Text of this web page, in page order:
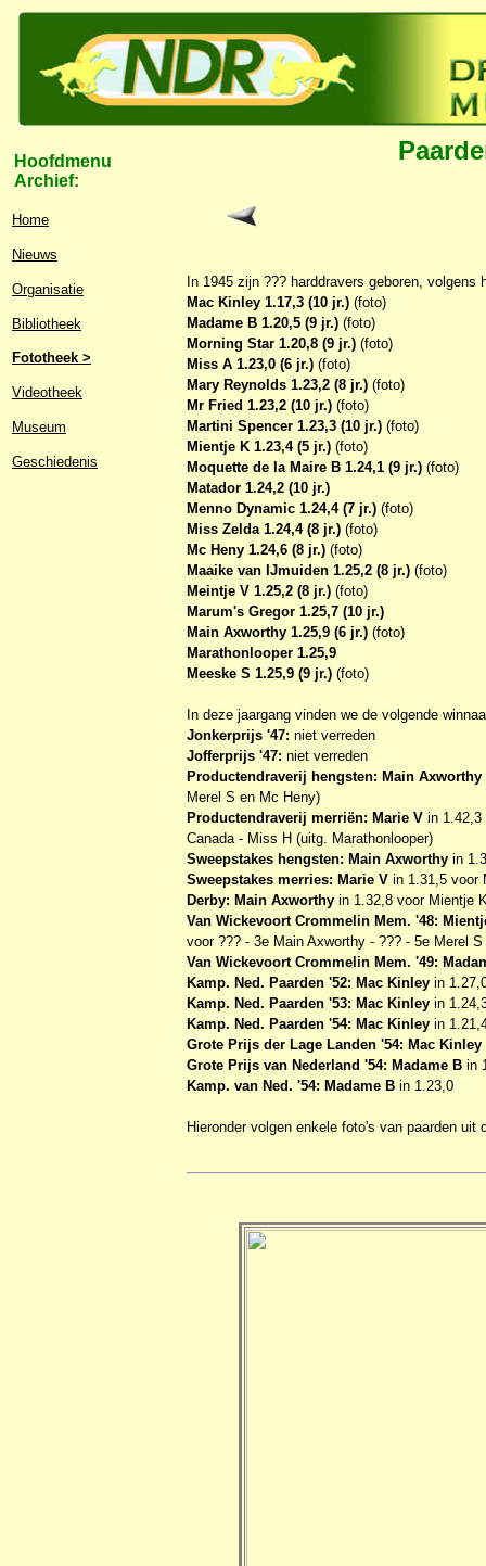
Hoofdmenu
Archief:
Home
Nieuws
Organisatie
Bibliotheek
Fototheek >
Videotheek
Museum
Geschiedenis
In 1945 zijn ??? harddravers geboren,
Mac Kinley 1.17,3 (10 jr.) (foto)
Madame B 1.20,5 (9 jr.) (foto)
Morning Star 1.20,8 (9 jr.) (foto)
Miss A 1.23,0 (6 jr.) (foto)
Mary Reynolds 1.23,2 (8 jr.) (foto)
Mr Fried 1.23,2 (10 jr.) (foto)
Martini Spencer 1.23,3 (10 jr.) (foto)
Mientje K 1.23,4 (5 jr.) (foto)
Moquette de la Maire B 1.24,1 (9 jr.) (foto)
Matador 1.24,2 (10 jr.)
Menno Dynamic 1.24,4 (7 jr.) (foto)
Miss Zelda 1.24,4 (8 jr.) (foto)
Mc Heny 1.24,6 (8 jr.) (foto)
Maaike van IJmuiden 1.25,2 (8 jr.) (foto)
Meintje V 1.25,2 (8 jr.) (foto)
Marum's Gregor 1.25,7 (10 jr.)
Main Axworthy 1.25,9 (6 jr.) (foto)
Marathonlooper 1.25,9
Meeske S 1.25,9 (9 jr.) (foto)
In deze jaargang vinden we de volgende
Jonkerprijs '47: niet verreden
Jofferprijs '47: niet verreden
Productendraverij hengsten: Main Axworthy
Merel S en Mc Heny)
Productendraverij merriën: Marie V in 1.42,3
Canada - Miss H (uitg. Marathonlooper)
Sweepstakes hengsten: Main Axworthy in
Sweepstakes merries: Marie V in 1.31,5 voor
Derby: Main Axworthy in 1.32,8 voor Mientje
Van Wickevoort Crommelin Mem. '48:
voor ??? - 3e Main Axworthy - ??? - 5e Merel S
Van Wickevoort Crommelin Mem. '49:
Kamp. Ned. Paarden '52: Mac Kinley in
Kamp. Ned. Paarden '53: Mac Kinley in
Kamp. Ned. Paarden '54: Mac Kinley in
Grote Prijs der Lage Landen '54: Mac Kinley
Grote Prijs van Nederland '54: Madame B in
Kamp. van Ned. '54: Madame B in 1.23,0
Hieronder volgen enkele foto's van paarden